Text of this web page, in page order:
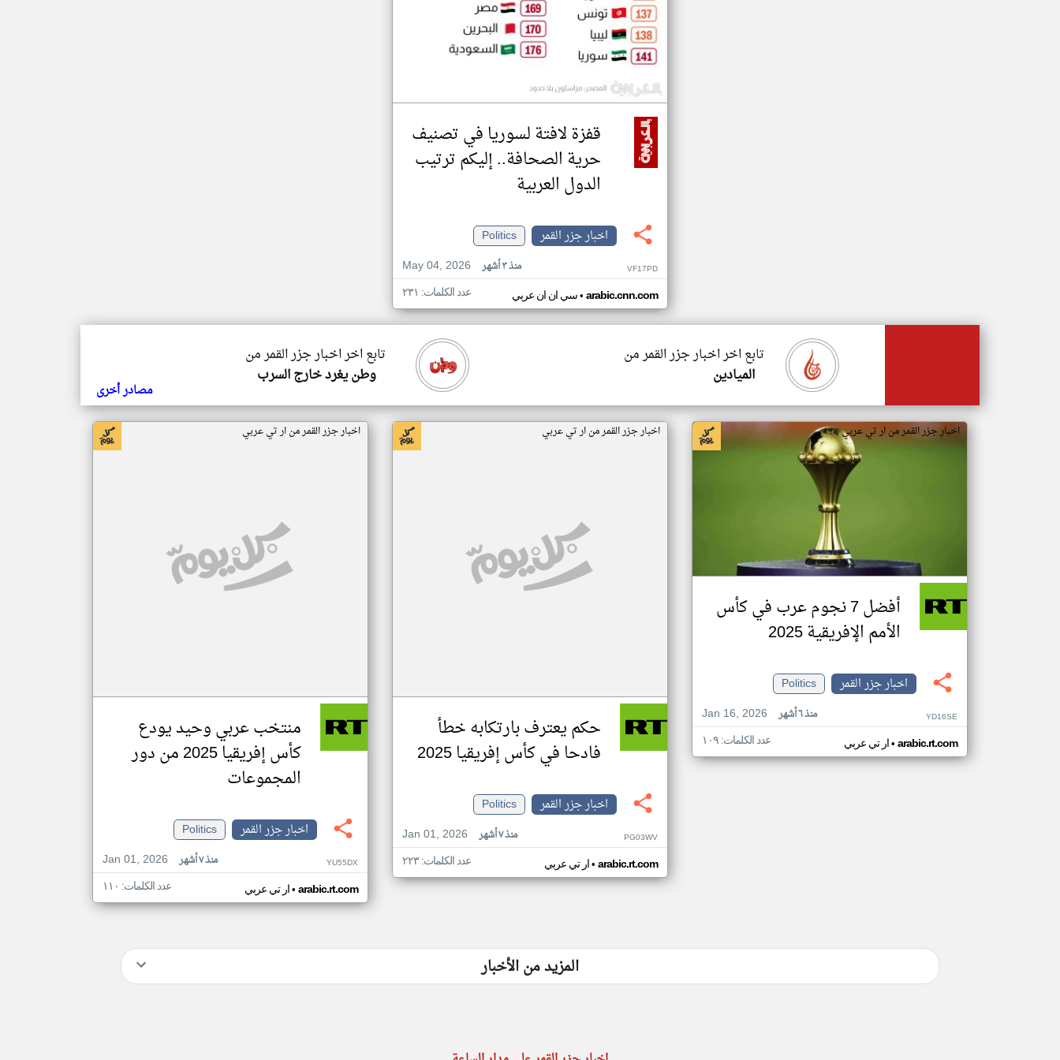
قفزة لافتة لسوريا في تصنيف
حرية الصحافة.. إليكم ترتيب
الدول العربية
اخبار جزر القمر
Politics
May 04, 2026
منذ ٣ أشهر VF17PD
سي ان ان عربي• arabic.cnn.com عدد الكلمات: ٢٣١
تابع اخر اخبار جزر القمر من
وطن يغرد خارج السرب
تابع اخر اخبار جزر القمر من
الميادين
مصادر أخرى
اخبار جزر القمر من ار تي عربي
أفضل 7 نجوم عرب في كأس
الأمم الإفريقية 2025
اخبار جزر القمر
Politics
Jan 16, 2026
منذ ٦ أشهر YD16SE
ار تي عربي• arabic.rt.com عدد الكلمات: ١٠٩
اخبار جزر القمر من ار تي عربي
حكم يعترف بارتكابه خطأ
فادحا في كأس إفريقيا 2025
اخبار جزر القمر
Politics
Jan 01, 2026
منذ ٧ أشهر PG03WV
ار تي عربي• arabic.rt.com عدد الكلمات: ٢٢٣
اخبار جزر القمر من ار تي عربي
منتخب عربي وحيد يودع
كأس إفريقيا 2025 من دور
المجموعات
اخبار جزر القمر
Politics
Jan 01, 2026
منذ ٧ أشهر YU55DX
ار تي عربي• arabic.rt.com عدد الكلمات: ١١٠
المزيد من الأخبار